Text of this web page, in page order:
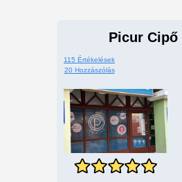
Picur Cipő
115 Értékelések
20 Hozzászólás